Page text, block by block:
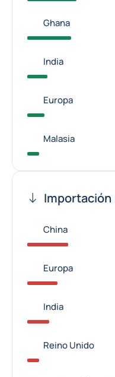
Ghana
India
Europa
Malasia
Importación
China
Europa
India
Reino Unido